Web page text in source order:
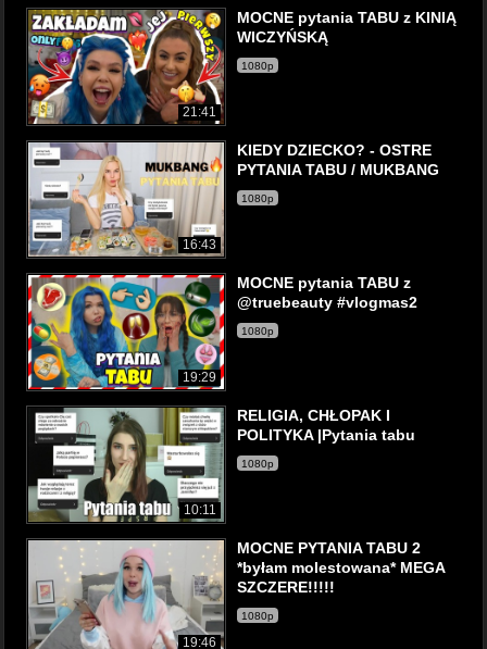
21:41
MOCNE pytania TABU z KINIĄ
WICZYŃSKĄ
1080p
16:43
KIEDY DZIECKO? - OSTRE
PYTANIA TABU / MUKBANG
1080p
19:29
MOCNE pytania TABU z
@truebeauty #vlogmas2
1080p
10:11
RELIGIA, CHŁOPAK I
POLITYKA |Pytania tabu
1080p
19:46
MOCNE PYTANIA TABU 2
*byłam molestowana* MEGA
SZCZERE!!!!!
1080p